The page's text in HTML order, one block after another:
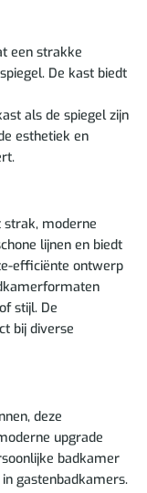
een strakke
De kast biedt
als de spiegel zijn
esthetiek en
moderne
lijnen en biedt
efficiënte ontwerp
stijl. De
bij diverse
deze
upgrade
badkamer
gastenbadkamers.